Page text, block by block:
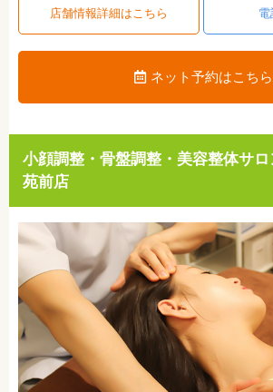
店舗情報詳細はこちら 電
ネット予約はこちら
小顔調整・骨盤調整・美容整体サ
苑前店